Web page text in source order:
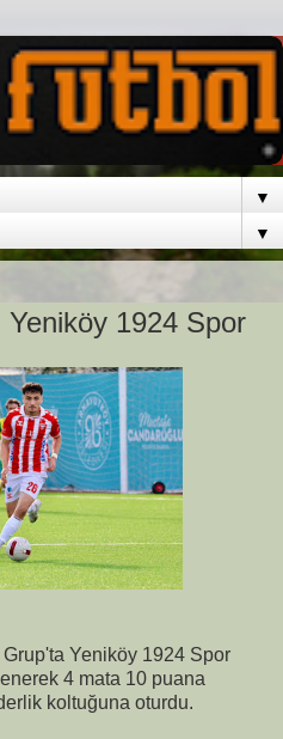
▼
▼
1924 Spor
Yeniköy 1924 Spor
4 mata 10 puana
koltuğuna oturdu.